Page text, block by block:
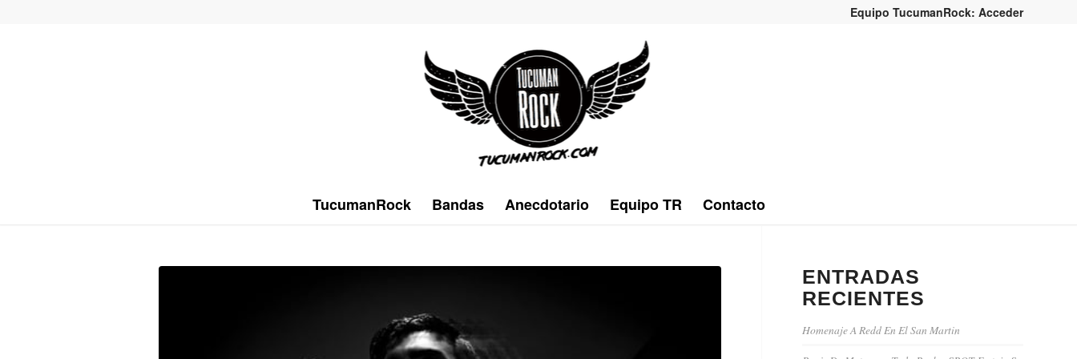
Equipo TucumanRock: Acceder
TucumanRock Bandas Anecdotario Equipo TR Contacto
ENTRADAS
RECIENTES
Homenaje A Redd En El San Martin